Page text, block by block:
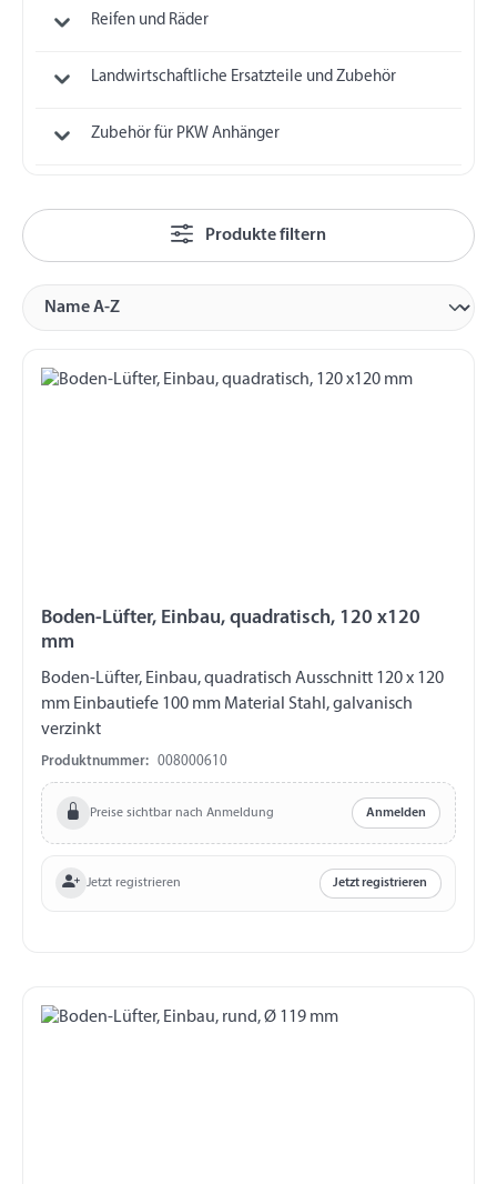
Reifen und Räder
Landwirtschaftliche Ersatzteile und Zubehör
Zubehör für PKW Anhänger
Produkte filtern
Boden-Lüfter, Einbau, quadratisch, 120 x120
mm
Boden-Lüfter, Einbau, quadratisch Ausschnitt 120 x 120
mm Einbautiefe 100 mm Material Stahl, galvanisch
verzinkt
Produktnummer: 008000610
Preise sichtbar nach Anmeldung Anmelden
Jetzt registrieren Jetzt registrieren